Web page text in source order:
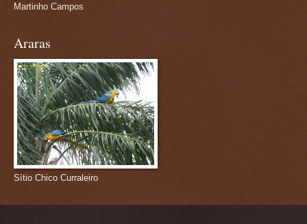
Martinho Campos
Araras
Sítio Chico Curraleiro